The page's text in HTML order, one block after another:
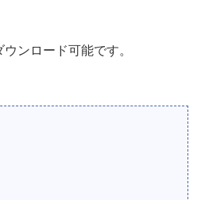
ンロード可能です。